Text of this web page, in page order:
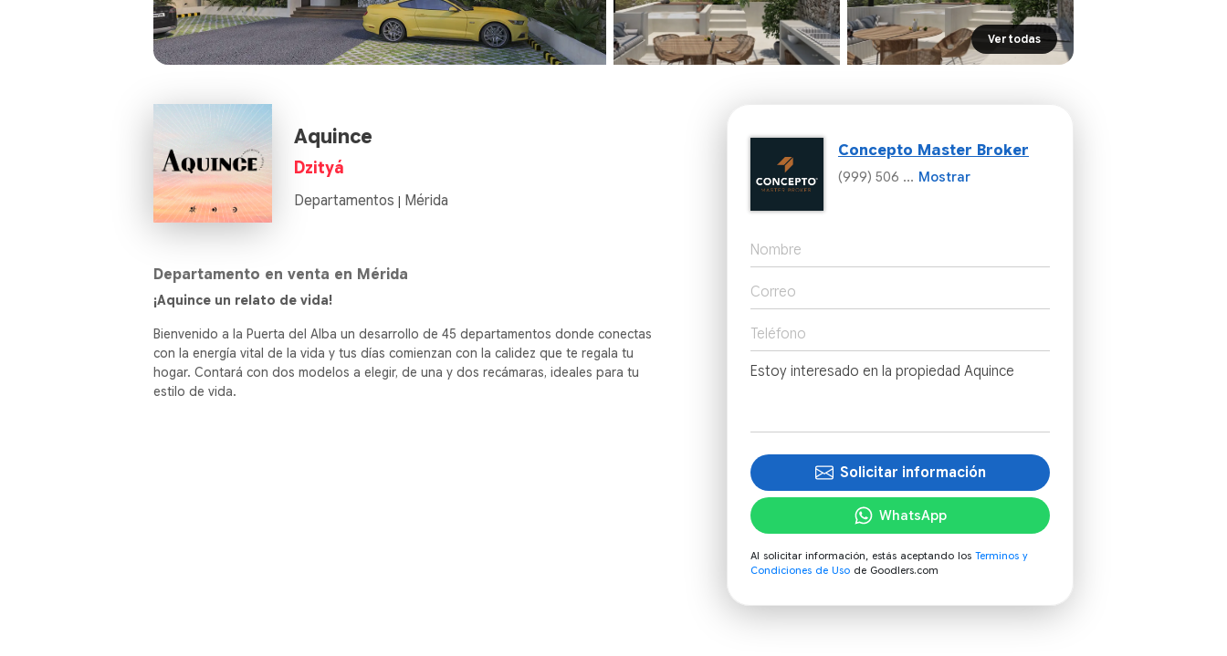
Ver todas
Aquince
Dzityá
Departamentos | Mérida
Departamento en venta en Mérida
¡Aquince un relato de vida!
Bienvenido a la Puerta del Alba un desarrollo de 45 departamentos donde conectas
con la energía vital de la vida y tus días comienzan con la calidez que te regala tu
hogar. Contará con dos modelos a elegir, de una y dos recámaras, ideales para tu
estilo de vida.
Concepto Master Broker
(999) 506 ... Mostrar
Solicitar información
WhatsApp
Al solicitar información, estás aceptando los Terminos y
Condiciones de Uso de Goodlers.com